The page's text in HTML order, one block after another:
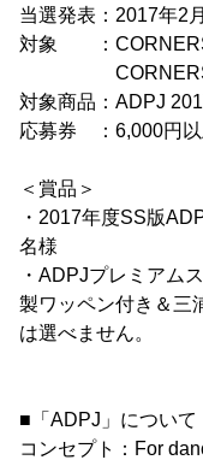
当選発表：2017年2
対象 ：CORNERS
CORNERSの
対象商品：ADPJ
応募券 ：6,000円以
＜賞品＞
・2017年度SS版
名様
・ADPJプレミアム
製ワッペン付き＆
は選べません。
■「ADPJ」について
コンセプト：For